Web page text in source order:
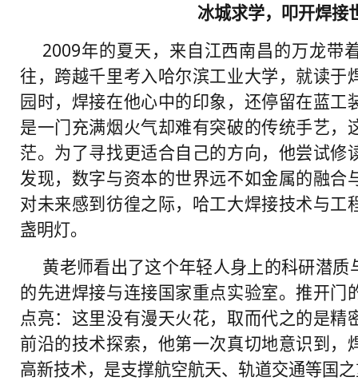
冰城求学，叩开焊接
2009年的夏天，来自江西南昌的万龙带
往，跨越千里考入哈尔滨工业大学，就读于
园时，焊接在他心中的印象，还停留在蓝工
是一门充满烟火气却难有突破的传统手艺，
茫。为了寻找更适合自己的方向，他尝试修
发现，数字与资本的世界远不如金属的融合
对未来感到彷徨之际，哈工大焊接技术与工
盏明灯。
黄老师看出了这个年轻人身上的科研潜
的先进焊接与连接国家重点实验室。推开门
点亮：这里没有漫天火花，取而代之的是精
前沿的技术探索，他第一次真切地意识到，
高新技术，是支撑航空航天、轨道交通等国